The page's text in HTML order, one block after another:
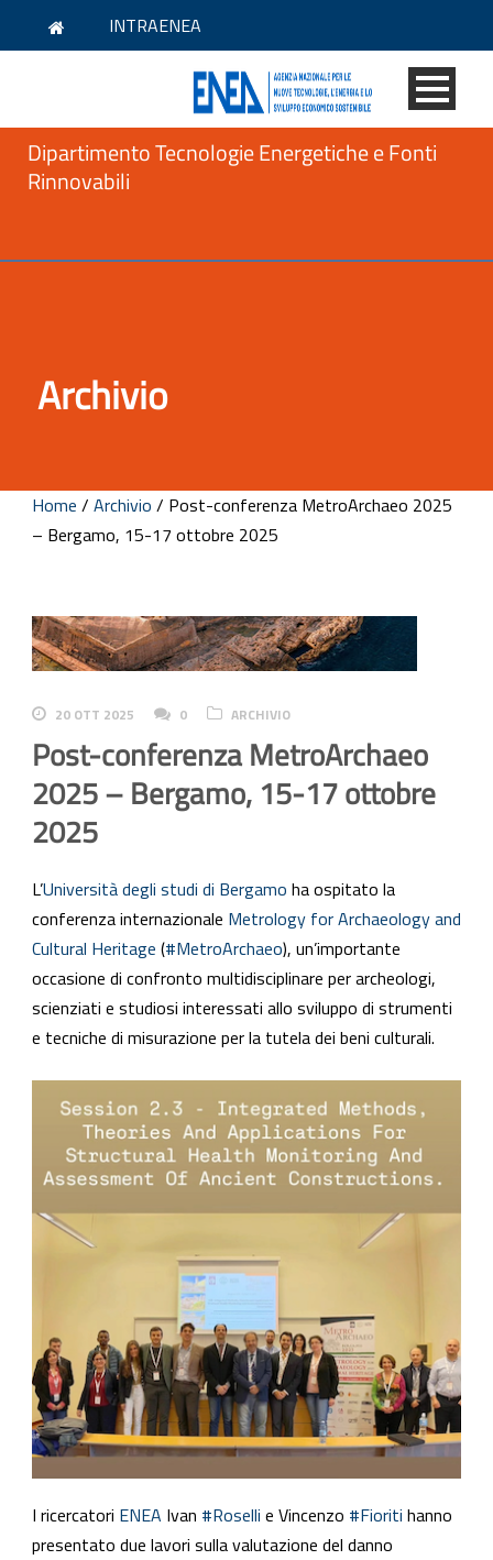
INTRAENEA
Dipartimento Tecnologie Energetiche e Fonti
Rinnovabili
Archivio
Home / Archivio / Post-conferenza MetroArchaeo 2025
– Bergamo, 15-17 ottobre 2025
20 OTT 2025 0 ARCHIVIO
Post-conferenza MetroArchaeo
2025 – Bergamo, 15-17 ottobre
2025
L’Università degli studi di Bergamo ha ospitato la
conferenza internazionale Metrology for Archaeology and
Cultural Heritage (#MetroArchaeo), un’importante
occasione di confronto multidisciplinare per archeologi,
scienziati e studiosi interessati allo sviluppo di strumenti
e tecniche di misurazione per la tutela dei beni culturali.
I ricercatori ENEA Ivan #Roselli e Vincenzo #Fioriti hanno
presentato due lavori sulla valutazione del danno